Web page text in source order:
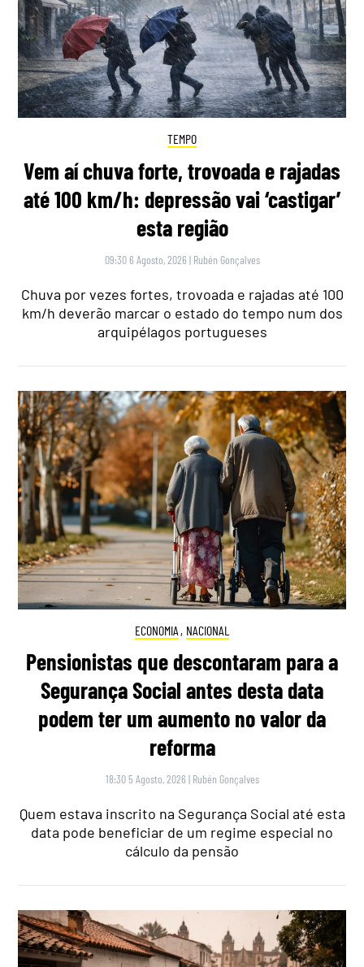
TEMPO
Vem aí chuva forte, trovoada e rajadas
até 100 km/h: depressão vai ‘castigar’
esta região
09:30 6 Agosto, 2026 | Rubén Gonçalves
Chuva por vezes fortes, trovoada e rajadas até 100
km/h deverão marcar o estado do tempo num dos
arquipélagos portugueses
ECONOMIA , NACIONAL
Pensionistas que descontaram para a
Segurança Social antes desta data
podem ter um aumento no valor da
reforma
18:30 5 Agosto, 2026 | Rubén Gonçalves
Quem estava inscrito na Segurança Social até esta
data pode beneficiar de um regime especial no
cálculo da pensão